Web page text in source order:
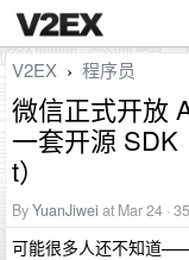
V2EX › 程序员
微信正式开放
一套开源 SDK
t）
ByYuanJiwei at Mar 24 ·
可能很多人还不知道